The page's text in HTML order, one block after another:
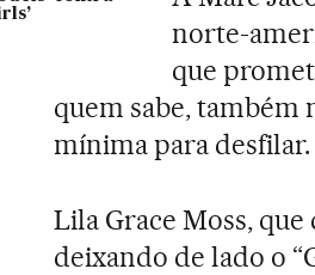
norte-
que
quem sabe, também
mínima para desfilar.
Lila Grace Moss,
deixando de lado o